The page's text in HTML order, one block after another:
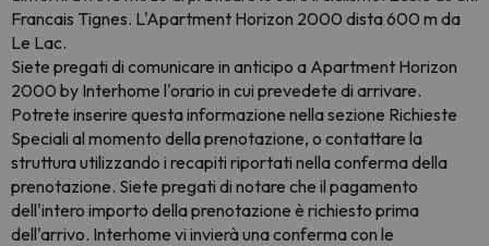
Francais Tignes. L'Apartment Horizon 2000 dista 600 m da
Le Lac.
Siete pregati di comunicare in anticipo a Apartment Horizon
2000 by Interhome l'orario in cui prevedete di arrivare.
Potrete inserire questa informazione nella sezione Richieste
Speciali al momento della prenotazione, o contattare la
struttura utilizzando i recapiti riportati nella conferma della
prenotazione. Siete pregati di notare che il pagamento
dell'intero importo della prenotazione è richiesto prima
dell'arrivo. Interhome vi invierà una conferma con le